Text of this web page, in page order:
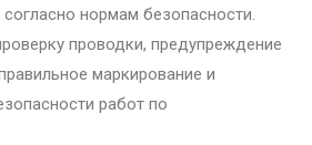
нормам безопасности.
проводки, предупреждение
маркирование и
работ по